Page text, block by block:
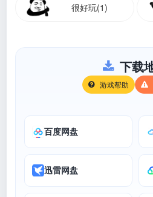
很好玩(1)
下载
游戏帮助
百度网盘
迅雷网盘